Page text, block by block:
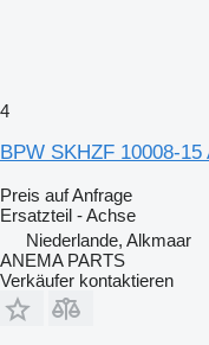
4
BPW SKHZF 10008-15
Preis auf Anfrage
Ersatzteil - Achse
Niederlande, Alkmaar
ANEMA PARTS
Verkäufer kontaktieren